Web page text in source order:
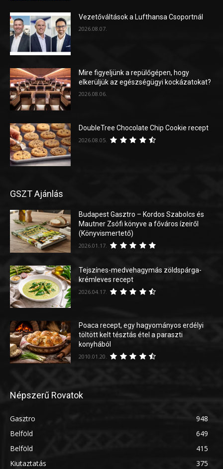
Vezetőváltások a Lufthansa Csoportnál
2026.08.07.
Mire figyeljünk a repülőgépen, hogy
elkerüljük az egészségügyi kockázatokat?
2026.08.06.
DoubleTree Chocolate Chip Cookie recept
2026.08.05.
GSZT Ajánlás
Budapest Gasztro – Kordos Szabolcs és
Mautner Zsófi könyve a főváros ízeiről
(Könyvismertető)
2026.01.17.
Tejszínes-medvehagymás zöldspárga-
krémleves recept
2026.04.17.
Poaca recept, egy hagyományos erdélyi
töltött kelt tésztás étel a paraszti
konyhából
2010.01.20.
Népszerű Rovatok
Gasztro
948
Belföld
649
Belföld
415
Kiutaztatás
375